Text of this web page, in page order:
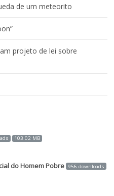
de um meteorito
projeto de lei sobre
103.02 MB
do Homem Pobre 956 downloads